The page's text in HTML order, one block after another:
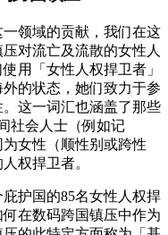
领域的贡献，我们在这
对流亡及流散的女性人
用「女性人权捍卫者」
的状态，她们致力于参
这一词汇也涵盖了那些
社会人士（例如记
女性（顺性别或跨性
权捍卫者。
护国的85名女性人权捍
在数码跨国镇压中作为